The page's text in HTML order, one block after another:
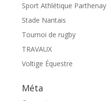
Sport Athlétique Parthenay
Stade Nantais
Tournoi de rugby
TRAVAUX
Voltige Équestre
Méta